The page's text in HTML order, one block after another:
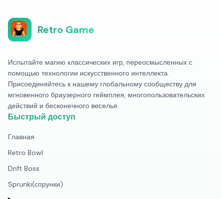
Retro Game
Испытайте магию классических игр, переосмысленных с
помощью технологии искусственного интеллекта.
Присоединяйтесь к нашему глобальному сообществу для
мгновенного браузерного геймплея, многопользовательских
действий и бесконечного веселья.
Быстрый доступ
Главная
Retro Bowl
Drift Boss
Sprunki(спрунки)